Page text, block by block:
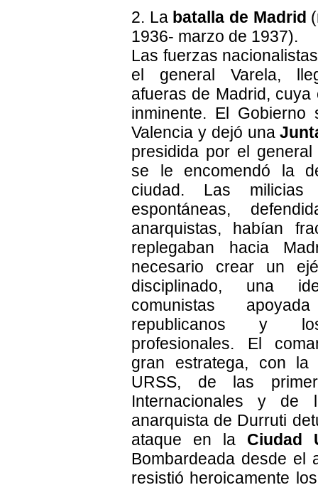
2. La batalla de Madrid
1936- marzo de 1937).
Las fuerzas
el general Varela,
afueras de Madrid,
inminente. El Gobierno
Valencia y dejó una
presidida por el
se le encomendó la
ciudad. Las milicias
espontáneas,
anarquistas, habían
replegaban hacia
necesario crear un
disciplinado, una
comunistas
republicanos y
profesionales. El
gran estratega, con
URSS, de las
Internacionales y
anarquista de Durruti
ataque en la Ciudad
Bombardeada desde el
resistió heroicamente